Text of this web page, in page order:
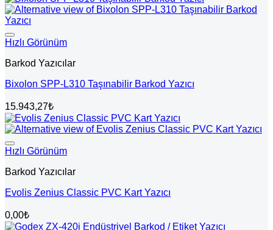
Hızlı Görünüm
Barkod Yazıcılar
Bixolon SPP-L310 Taşınabilir Barkod Yazıcı
15.943,27₺
Hızlı Görünüm
Barkod Yazıcılar
Evolis Zenius Classic PVC Kart Yazıcı
0,00₺